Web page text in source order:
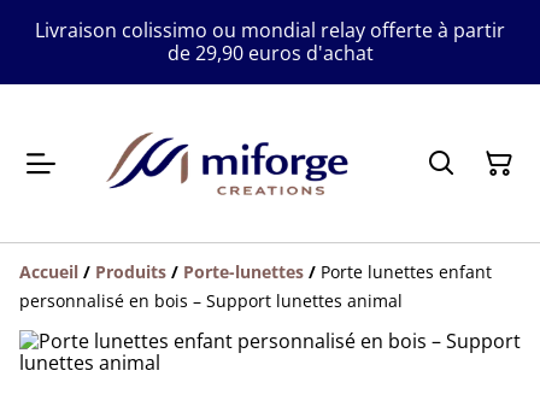
Livraison colissimo ou mondial relay offerte à partir
de 29,90 euros d'achat
Accueil / Produits / Porte-lunettes / Porte lunettes enfant
personnalisé en bois – Support lunettes animal